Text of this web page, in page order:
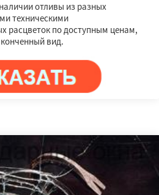
отливы из разных
техническими
расцветок по доступным ценам,
вид.